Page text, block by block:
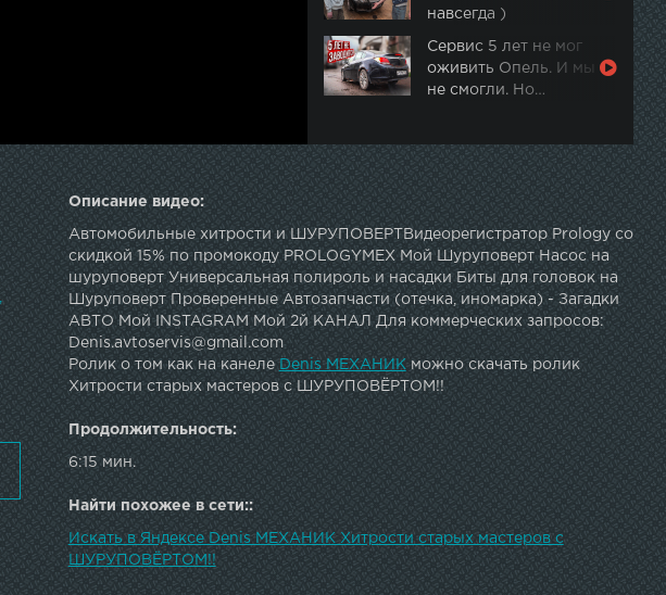
навсегда )
Сервис 5 лет не мог
оживить Опель. И мы
не смогли. Но…
Описание видео:
Автомобильные хитрости и ШУРУПОВЕРТВидеорегистратор Prology со
скидкой 15% по промокоду PROLOGYMEX Мой Шуруповерт Насос на
шуруповерт Универсальная полироль и насадки Биты для головок на
Шуруповерт Проверенные Автозапчасти (отечка, иномарка) - Загадки
АВТО Мой INSTAGRAM Мой 2й КАНАЛ Для коммерческих запросов:
Denis.avtoservis@gmail.com
Ролик о том как на канелеDenis МЕХАНИКможно скачать ролик
Хитрости старых мастеров с ШУРУПОВЁРТОМ!!
Продолжительность:
6:15 мин.
Найти похожее в сети::
Искать в Яндексе Denis МЕХАНИК Хитрости старых мастеров с
ШУРУПОВЁРТОМ!!